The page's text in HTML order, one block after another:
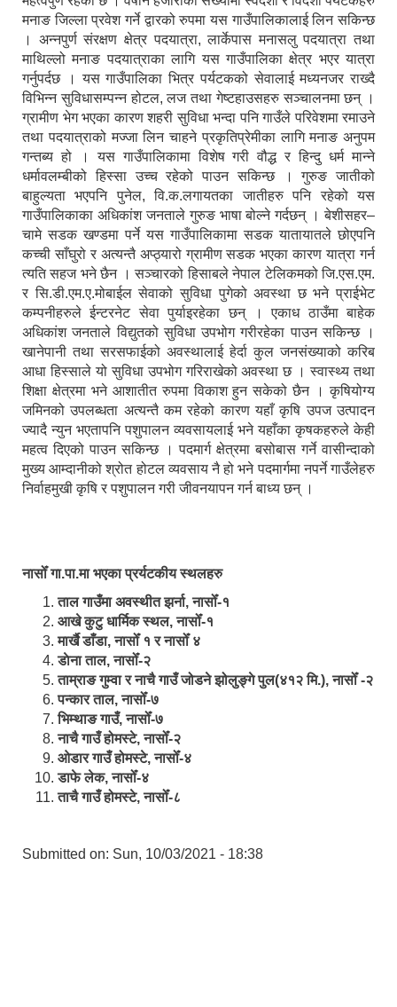
मनाङ जिल्ला प्रवेश गर्ने द्वारको रुपमा यस गाउँपालिकालाई लिन सकिन्छ
। अन्नपुर्ण संरक्षण क्षेत्र पदयात्रा, लार्केपास मनासलु पदयात्रा तथा
माथिल्लो मनाङ पदयात्राका लागि यस गाउँपालिका क्षेत्र भएर यात्रा
गर्नुपर्दछ । यस गाउँपालिका भित्र पर्यटकको सेवालाई मध्यनजर राख्दै
विभिन्न सुविधासम्पन्न होटल, लज तथा गेष्टहाउसहरु सञ्चालनमा छन् ।
ग्रामीण भेग भएका कारण शहरी सुविधा भन्दा पनि गाउँले परिवेशमा रमाउने
तथा पदयात्राको मज्जा लिन चाहने प्रकृतिप्रेमीका लागि मनाङ अनुपम
गन्तब्य हो । यस गाउँपालिकामा विशेष गरी वौद्ध र हिन्दु धर्म मान्ने
धर्मावलम्बीको हिस्सा उच्च रहेको पाउन सकिन्छ । गुरुङ जातीको
बाहुल्यता भएपनि पुनेल, वि.क.लगायतका जातीहरु पनि रहेको यस
गाउँपालिकाका अधिकांश जनताले गुरुङ भाषा बोल्ने गर्दछन् । बेशीसहर–
चामे सडक खण्डमा पर्ने यस गाउँपालिकामा सडक यातायातले छोएपनि
कच्ची साँघुरो र अत्यन्तै अप्ठ्यारो ग्रामीण सडक भएका कारण यात्रा गर्न
त्यति सहज भने छैन । सञ्चारको हिसाबले नेपाल टेलिकमको जि.एस.एम.
र सि.डी.एम.ए.मोबाईल सेवाको सुविधा पुगेको अवस्था छ भने प्राईभेट
कम्पनीहरुले ईन्टरनेट सेवा पुर्याइरहेका छन् । एकाध ठाउँमा बाहेक
अधिकांश जनताले विद्युतको सुविधा उपभोग गरीरहेका पाउन सकिन्छ ।
खानेपानी तथा सरसफाईको अवस्थालाई हेर्दा कुल जनसंख्याको करिब
आधा हिस्साले यो सुविधा उपभोग गरिराखेको अवस्था छ । स्वास्थ्य तथा
शिक्षा क्षेत्रमा भने आशातीत रुपमा विकाश हुन सकेको छैन । कृषियोग्य
जमिनको उपलब्धता अत्यन्तै कम रहेको कारण यहाँ कृषि उपज उत्पादन
ज्यादै न्युन भएतापनि पशुपालन व्यवसायलाई भने यहाँका कृषकहरुले केही
महत्व दिएको पाउन सकिन्छ । पदमार्ग क्षेत्रमा बसोबास गर्ने वासीन्दाको
मुख्य आम्दानीको श्रोत होटल व्यवसाय नै हो भने पदमार्गमा नपर्ने गाउँलेहरु
निर्वाहमुखी कृषि र पशुपालन गरी जीवनयापन गर्न बाध्य छन् ।
नासोँ गा.पा.मा भएका प्रर्यटकीय स्थलहरु
ताल गाउँमा अवस्थीत झर्ना, नासोँ-१
आखे कुटु धार्मिक स्थल, नासोँ-१
मार्खै डाँडा, नासोँ १ र नासोँ ४
डाेना ताल, नासोँ-२
ताम्राङ गुम्वा र नाचै गाउँ जोडने झोलुङ्गे पुल(४१२ मि.), नासोँ -२
पन्कार ताल, नासोँ-७
भिम्थाङ गाउँ, नासोँ-७
नाचै गाउँ होमस्टे, नासोँ-२
ओ‍‍‌डार गाउँ होमस्टे, नासोँ-४
डाफे लेक, नासोँ-४
ताचै गाउँ होमस्टे, नासोँ-८
Submitted on: Sun, 10/03/2021 - 18:38